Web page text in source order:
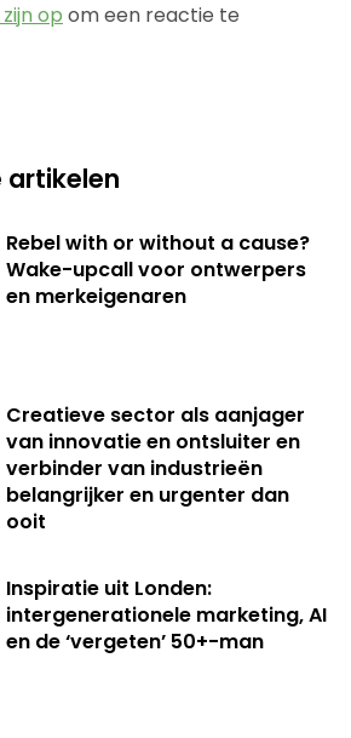
op om een reactie te
artikelen
Rebel with or without a cause?
Wake-upcall voor ontwerpers
en merkeigenaren
Creatieve sector als aanjager
van innovatie en ontsluiter en
verbinder van industrieën
belangrijker en urgenter dan
ooit
Inspiratie uit Londen:
intergenerationele marketing, AI
en de ‘vergeten’ 50+-man